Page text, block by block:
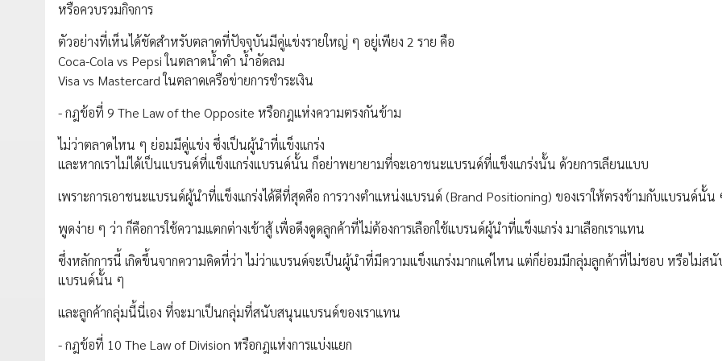
หรือควบรวมกิจการ
ตัวอย่างที่เห็นได้ชัดสำหรับตลาดที่ปัจจุบันมีคู่แข่งรายใหญ่ ๆ อยู่เพียง 2 ราย คือ
Coca-Cola vs Pepsi ในตลาดน้ำดำ น้ำอัดลม
Visa vs Mastercard ในตลาดเครือข่ายการชำระเงิน
- กฎข้อที่ 9 The Law of the Opposite หรือกฎแห่งความตรงกันข้าม
ไม่ว่าตลาดไหน ๆ ย่อมมีคู่แข่ง ซึ่งเป็นผู้นำที่แข็งแกร่ง
และหากเราไม่ได้เป็นแบรนด์ที่แข็งแกร่งแบรนด์นั้น ก็อย่าพยายามที่จะเอาชนะแบรนด์ที่แข็งแกร่งนั้น ด้วยการเลียนแบบ
เพราะการเอาชนะแบรนด์ผู้นำที่แข็งแกร่งได้ดีที่สุดคือ การวางตำแหน่งแบรนด์ (Brand Positioning) ของเราให้ตรงข้ามกับแบรนด์นั้น
พูดง่าย ๆ ว่า ก็คือการใช้ความแตกต่างเข้าสู้ เพื่อดึงดูดลูกค้าที่ไม่ต้องการเลือกใช้แบรนด์ผู้นำที่แข็งแกร่ง มาเลือกเราแทน
ซึ่งหลักการนี้ เกิดขึ้นจากความคิดที่ว่า ไม่ว่าแบรนด์จะเป็นผู้นำที่มีความแข็งแกร่งมากแค่ไหน แต่ก็ย่อมมีกลุ่มลูกค้าที่ไม่ชอบ หรือไม่ส
แบรนด์นั้น ๆ
และลูกค้ากลุ่มนี้นี่เอง ที่จะมาเป็นกลุ่มที่สนับสนุนแบรนด์ของเราแทน
- กฎข้อที่ 10 The Law of Division หรือกฎแห่งการแบ่งแยก